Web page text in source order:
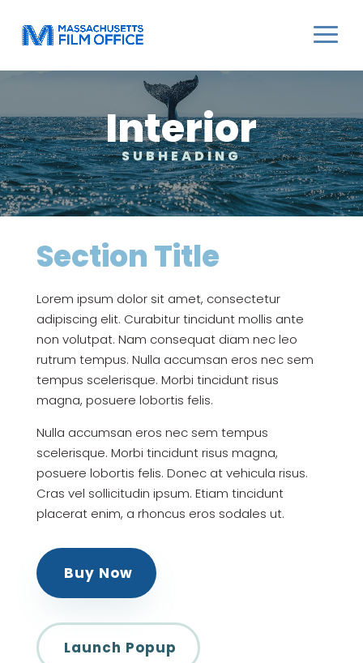
Interior
SUBHEADING
Section Title
Lorem ipsum dolor sit amet, consectetur
adipiscing elit. Curabitur tincidunt mollis ante
non volutpat. Nam consequat diam nec leo
rutrum tempus. Nulla accumsan eros nec sem
tempus scelerisque. Morbi tincidunt risus
magna, posuere lobortis felis.
Nulla accumsan eros nec sem tempus
scelerisque. Morbi tincidunt risus magna,
posuere lobortis felis. Donec at vehicula risus.
Cras vel sollicitudin ipsum. Etiam tincidunt
placerat enim, a rhoncus eros sodales ut.
Buy Now
Launch Popup